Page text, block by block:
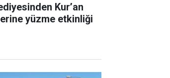
Kur’an
yüzme etkinliği